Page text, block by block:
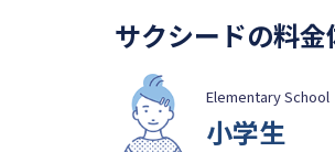
サクシードの料金
Elementary School
小学生